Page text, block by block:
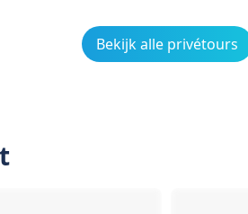
Bekijk alle privétours